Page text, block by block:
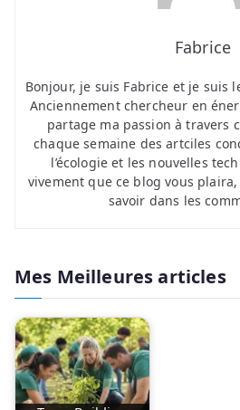
Fabrice
Bonjour, je suis Fabrice et je suis
Anciennement chercheur en
partage ma passion à travers
chaque semaine des artciles
l’écologie et les nouvelles
vivement que ce blog vous
savoir dans les
Mes Meilleures articles